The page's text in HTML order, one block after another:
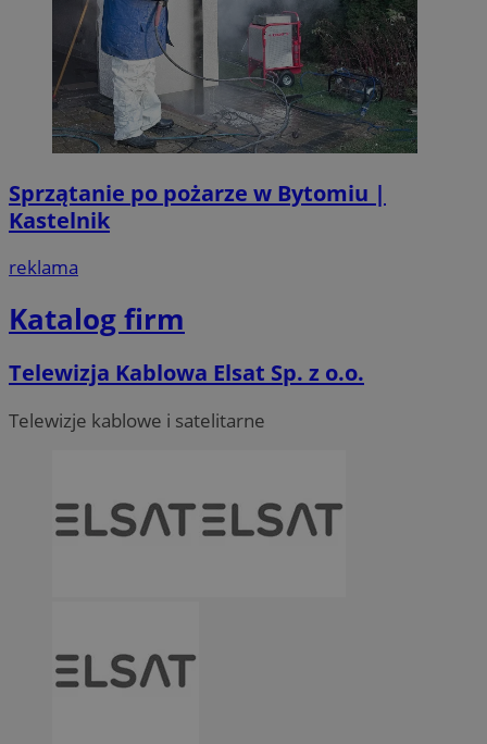
Sprzątanie po pożarze w Bytomiu |
Kastelnik
reklama
Katalog firm
Telewizja Kablowa Elsat Sp. z o.o.
Telewizje kablowe i satelitarne